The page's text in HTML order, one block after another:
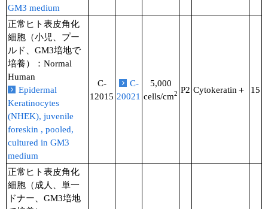
GM3 medium
正常ヒト表皮角化
細胞（小児、プー
ルド、GM3培地で
培養）：Normal
Human
Epidermal
Keratinocytes
(NHEK), juvenile
foreskin , pooled,
cultured in GM3
medium
C-
12015
C-
20021
5,000
cells/cm2 P2 Cytokeratin＋ 15
正常ヒト表皮角化
細胞（成人、単一
ドナー、GM3培地